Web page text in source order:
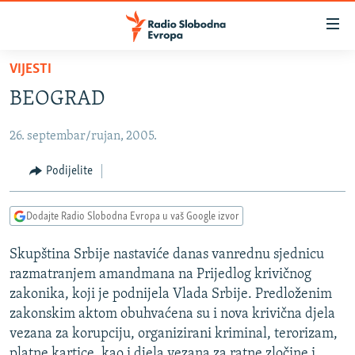
Pređite
glavni
Pređite
Pređite
pretragu
SRBIJA
KOSOVO
VIZUELNO
VIDEO
FOTOGALERIJE
INFOGRAFIKE
PODCASTI
RAT U UKRAJINI
KINA NA BALKANU
RSE PRIČE IZ SVIJETA
VIJESTI
BEOGRAD
26. septembar/rujan, 2005.
Podijelite
Dodajte Radio Slobodna Evropa u vaš Google izvor
Skupština Srbije nastaviće danas vanrednu sjednicu
razmatranjem amandmana na Prijedlog krivičnog
zakonika, koji je podnijela Vlada Srbije. Predloženim
zakonskim aktom obuhvaćena su i nova krivična djela
vezana za korupciju, organizirani kriminal, terorizam,